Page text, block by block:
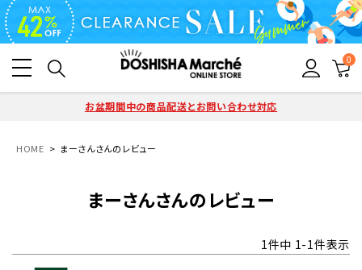
0
お盆期間中の商品配送とお問い合わせ対応
HOME まーさんさんのレビュー
まーさんさんのレビュー
1件中 1-1件表示